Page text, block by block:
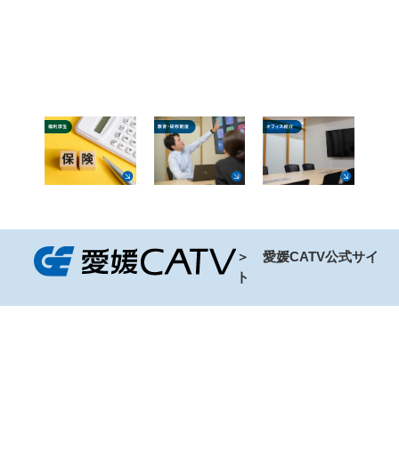
＞ 愛媛CATV公式サイ
ト